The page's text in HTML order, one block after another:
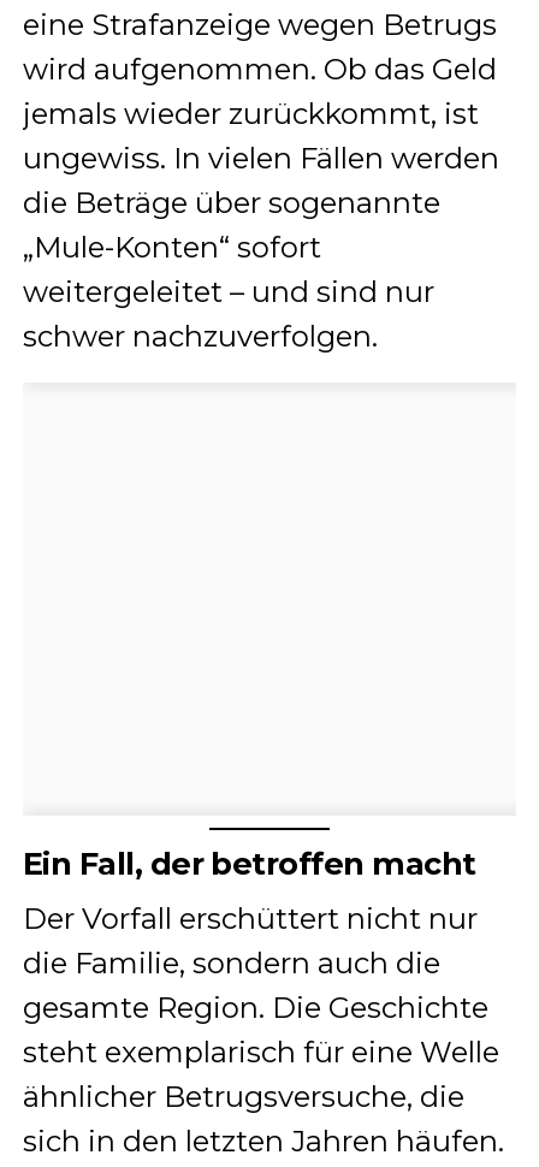
eine Strafanzeige wegen Betrugs
wird aufgenommen. Ob das Geld
jemals wieder zurückkommt, ist
ungewiss. In vielen Fällen werden
die Beträge über sogenannte
„Mule-Konten“ sofort
weitergeleitet – und sind nur
schwer nachzuverfolgen.
Ein Fall, der betroffen macht
Der Vorfall erschüttert nicht nur
die Familie, sondern auch die
gesamte Region. Die Geschichte
steht exemplarisch für eine Welle
ähnlicher Betrugsversuche, die
sich in den letzten Jahren häufen.